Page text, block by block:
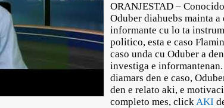
ORANJESTAD –
Oduber diahuebs mainta
informante cu lo ta
politico, esta e caso
caso unda cu Oduber a
investiga e
diamars den e caso,
den e relato aki, e
completo mes, clickAKI